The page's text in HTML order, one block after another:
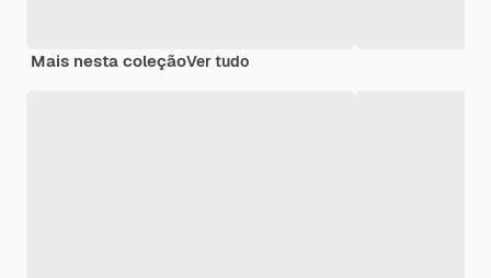
Mais nesta coleçãoVer tudo